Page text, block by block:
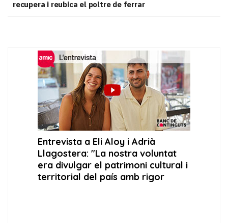
recupera i reubica el poltre de ferrar